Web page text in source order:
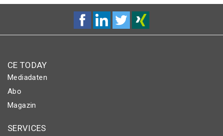
CE TODAY
Mediadaten
Abo
Magazin
SERVICES